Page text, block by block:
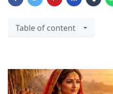
Table of content